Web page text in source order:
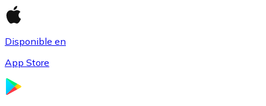
Litecoin
LTC
Disponible en
App Store